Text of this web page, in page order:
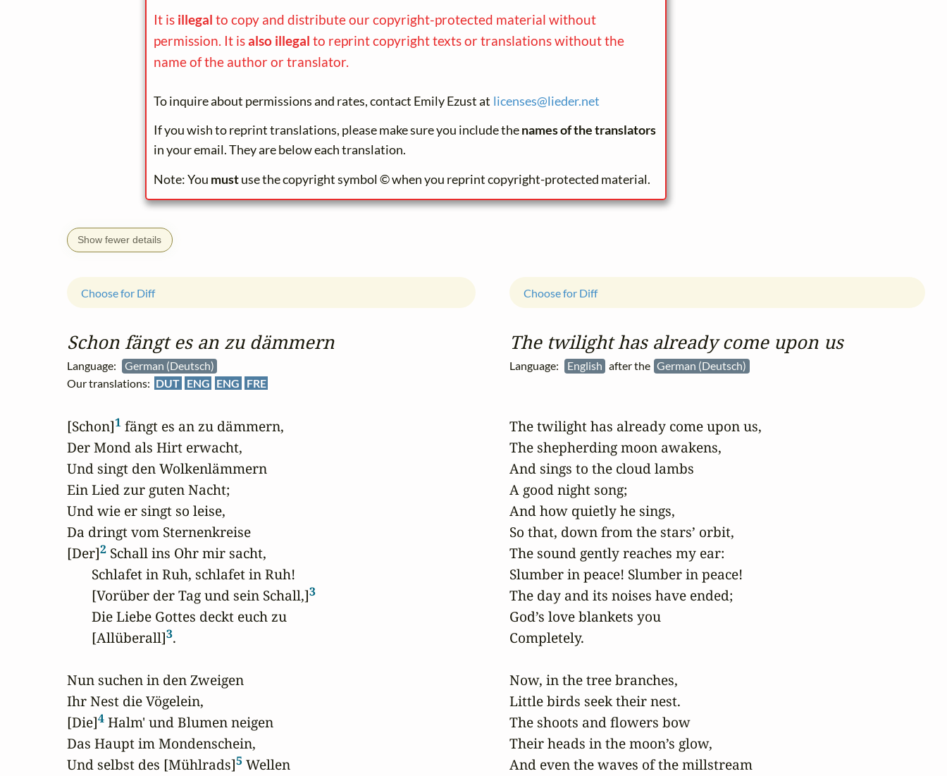
It is illegal to copy and distribute our copyright-protected material without
permission. It isalso illegal to reprint copyright texts or translations without the
name of the author or translator.
To inquire about permissions and rates, contact Emily Ezust at licenses@lieder.net
If you wish to reprint translations, please make sure you include thenames of the translators
in your email. They are below each translation.
Note: You mustuse the copyright symbol © when you reprint copyright-protected material.
Show fewer details
Schon fängt es an zu dämmern
Language:
German (Deutsch)
Our translations: DUT ENG ENG FRE
Choose for Diff
[Schon]1 fängt es an zu dämmern,
Der Mond als Hirt erwacht,
Und singt den Wolkenlämmern
Ein Lied zur guten Nacht;
Und wie er singt so leise,
Da dringt vom Sternenkreise
[Der]2 Schall ins Ohr mir sacht,
       Schlafet in Ruh, schlafet in Ruh!
       [Vorüber der Tag und sein Schall,]
3
       Die Liebe Gottes deckt euch zu
       [Allüberall]
3.
Nun suchen in den Zweigen
Ihr Nest die Vögelein,
[Die]4 Halm' und Blumen neigen
Das Haupt im Mondenschein,
Und selbst des [Mühlrads]5 Wellen
The twilight has already come upon us
Language: English after the German (Deutsch)
Choose for Diff
The twilight has already come upon us,
The shepherding moon awakens,
And sings to the cloud lambs
A good night song;
And how quietly he sings,
So that, down from the stars’ orbit,
The sound gently reaches my ear:
Slumber in peace! Slumber in peace!
The day and its noises have ended;
God’s love blankets you
Completely.
Now, in the tree branches,
Little birds seek their nest.
The shoots and flowers bow
Their heads in the moon’s glow,
And even the waves of the millstream